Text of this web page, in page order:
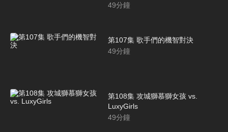
49分鐘
第107集 歌手們的機智對決
49分鐘
第108集 攻城獅慕獅女孩 vs.
LuxyGirls
49分鐘